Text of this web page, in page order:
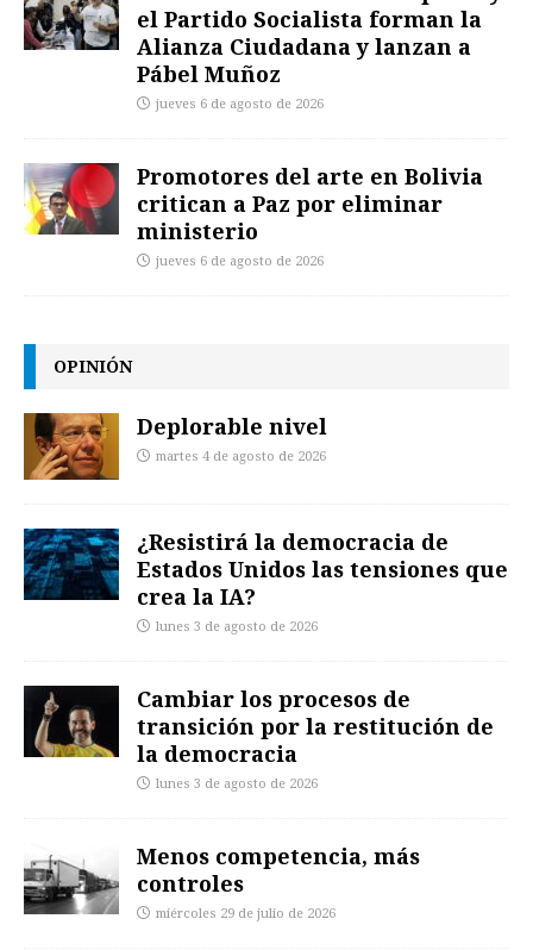
el Partido Socialista forman la
Alianza Ciudadana y lanzan a
Pábel Muñoz
jueves 6 de agosto de 2026
Promotores del arte en Bolivia
critican a Paz por eliminar
ministerio
jueves 6 de agosto de 2026
OPINIÓN
Deplorable nivel
martes 4 de agosto de 2026
¿Resistirá la democracia de
Estados Unidos las tensiones que
crea la IA?
lunes 3 de agosto de 2026
Cambiar los procesos de
transición por la restitución de
la democracia
lunes 3 de agosto de 2026
Menos competencia, más
controles
miércoles 29 de julio de 2026